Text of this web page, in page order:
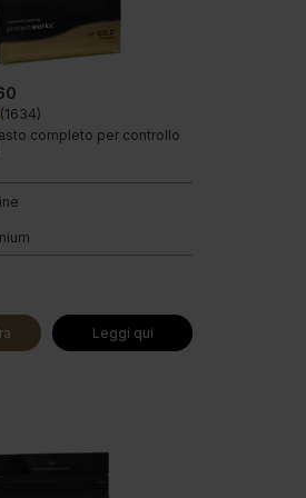
(1634)
completo per controllo
Leggi qui